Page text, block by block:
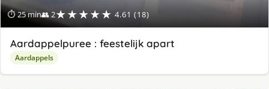
⏱ 25 min👥 2★★★★★ 4.61 (18)
Aardappelpuree : feestelijk apart
Aardappels